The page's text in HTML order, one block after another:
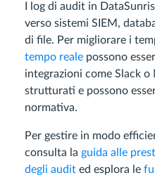
I log di audit in
verso sistemi SIEM,
di file. Per migliorare i
tempo reale possono
integrazioni come Slack o
strutturati e possono
normativa.
Per gestire in modo
consulta la guida alle
degli audit ed esplora le